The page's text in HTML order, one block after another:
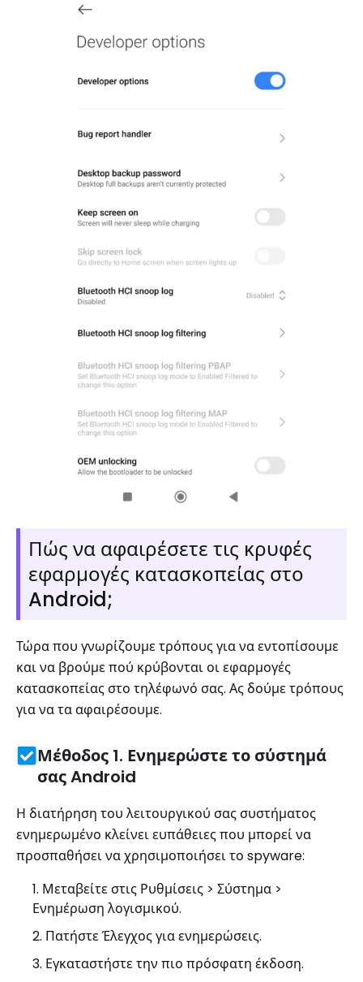
Πώς να αφαιρέσετε τις κρυφές
εφαρμογές κατασκοπείας στο
Android;
Τώρα που γνωρίζουμε τρόπους για να εντοπίσουμε
και να βρούμε πού κρύβονται οι εφαρμογές
κατασκοπείας στο τηλέφωνό σας. Ας δούμε τρόπους
για να τα αφαιρέσουμε.
Μέθοδος 1. Ενημερώστε το σύστημά
σας Android
Η διατήρηση του λειτουργικού σας συστήματος
ενημερωμένο κλείνει ευπάθειες που μπορεί να
προσπαθήσει να χρησιμοποιήσει το spyware:
Μεταβείτε στις Ρυθμίσεις > Σύστημα >
Ενημέρωση λογισμικού.
Πατήστε Έλεγχος για ενημερώσεις.
Εγκαταστήστε την πιο πρόσφατη έκδοση.